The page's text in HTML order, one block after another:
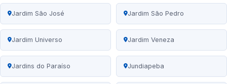
Jardim São José Jardim São Pedro
Jardim Universo Jardim Veneza
Jardins do Paraíso Jundiapeba